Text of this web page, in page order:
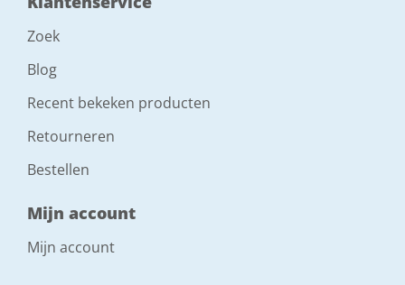
Zoek
Blog
Recent bekeken producten
Retourneren
Bestellen
Mijn account
Mijn account